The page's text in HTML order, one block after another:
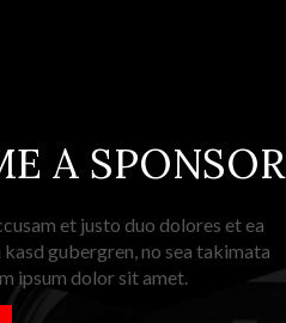
A SPONSOR
et justo duo dolores et ea
gubergren, no sea takimata
ipsum dolor sit amet.